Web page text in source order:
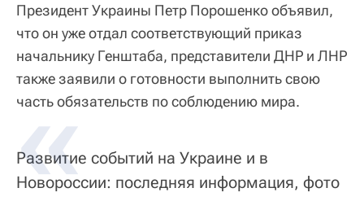
Президент Украины Петр Порошенко объявил,
что он уже отдал соответствующий приказ
начальнику Генштаба, представители ДНР и ЛНР
также заявили о готовности выполнить свою
часть обязательств по соблюдению мира.
Развитие событий на Украине и в
Новороссии: последняя информация, фото